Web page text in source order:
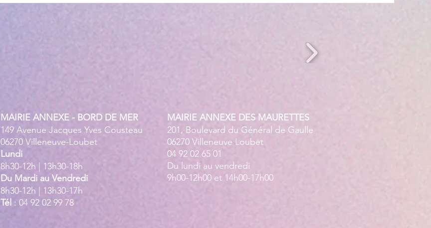
MAIRIE ANNEXE - BORD DE MER
149 Avenue Jacques Yves Cousteau
06270 Villeneuve-Loubet
Lundi
8h30-12h | 13h30-18h
Du Mardi au Vendredi
8h30-12h | 13h30-17h
Tél : 04 92 02 99 78
MAIRIE ANNEXE DES MAURETTES
201, Boulevard du Général de Gaulle
06270 Villeneuve Loubet
04 92 02 65 01
Du lundi au vendredi
9h00-12h00 et 14h00-17h00